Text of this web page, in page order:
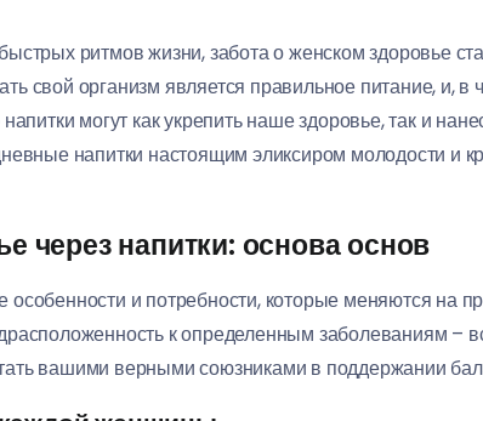
ритмов жизни, забота о женском здоровье
свой организм является правильное питание, и, в
могут как укрепить наше здоровье, так и
напитки настоящим эликсиром молодости и
через напитки: основа основ
и потребности, которые меняются на
к определенным заболеваниям –
вашими верными союзниками в поддержании